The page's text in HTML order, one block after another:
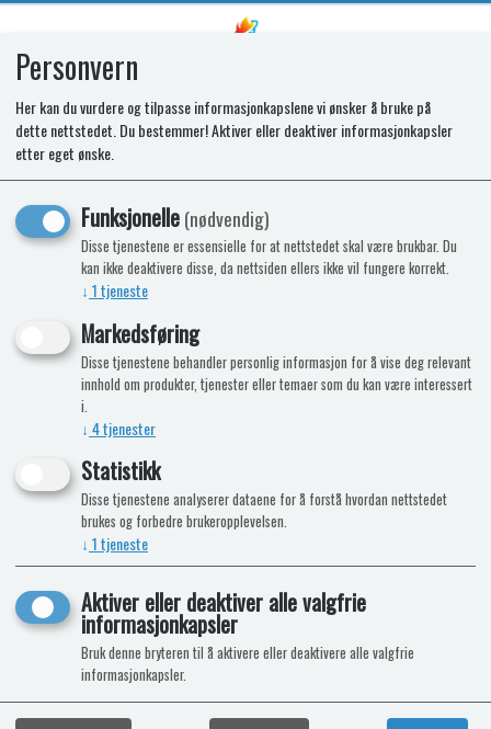
SPARES KIT - RPD BNR. SOM. NO
SKIRT.CAMP.0.82
Personvern
Her kan du vurdere og tilpasse informasjonkapslene vi ønsker å bruke på
dette nettstedet. Du bestemmer! Aktiver eller deaktiver informasjonkapsler
etter eget ønske.
Funksjonelle(nødvendig)
Disse tjenestene er essensielle for at nettstedet skal være brukbar. Du
kan ikke deaktivere disse, da nettsiden ellers ikke vil fungere korrekt.
↓ 1tjeneste
Markedsføring
Disse tjenestene behandler personlig informasjon for å vise deg relevant
innhold om produkter, tjenester eller temaer som du kan være interessert
i.
↓ 4tjenester
Statistikk
Disse tjenestene analyserer dataene for å forstå hvordan nettstedet
brukes og forbedre brukeropplevelsen.
↓ 1tjeneste
Aktiver eller deaktiver alle valgfrie
informasjonkapsler
Bruk denne bryteren til å aktivere eller deaktivere alle valgfrie
informasjonkapsler.